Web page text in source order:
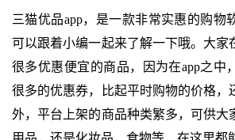
三猫优品app，是一款非常实惠的购物
可以跟着小编一起来了解一下哦。大家
很多优惠便宜的商品，因为在app之中
很多的优惠券，比起平时购物的价格，
外，平台上架的商品种类繁多，可供大